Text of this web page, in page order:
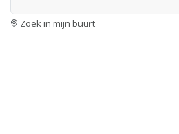
Zoek in mijn buurt